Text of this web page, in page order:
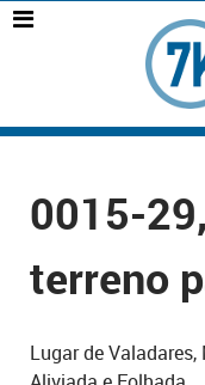
0015-
terreno
Lugar de Valadares,